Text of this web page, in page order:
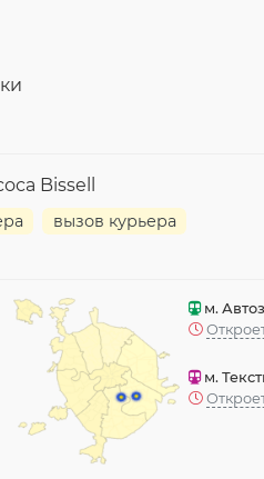
Bissell
вызов курьера
м.
м.